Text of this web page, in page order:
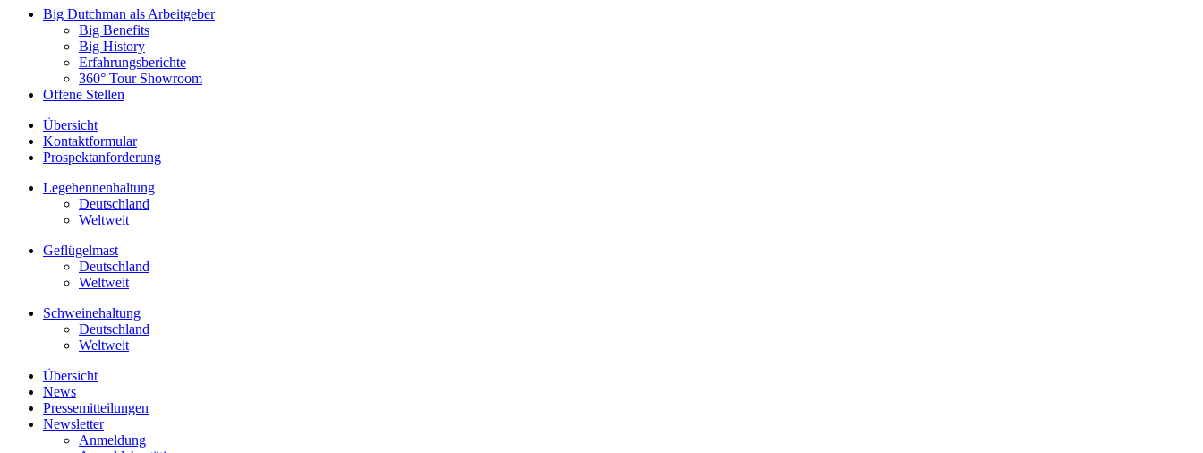
Big Dutchman als Arbeitgeber
Big Benefits
Big History
Erfahrungsberichte
360° Tour Showroom
Offene Stellen
Übersicht
Kontaktformular
Prospektanforderung
Legehennenhaltung
Deutschland
Weltweit
Geflügelmast
Deutschland
Weltweit
Schweinehaltung
Deutschland
Weltweit
Übersicht
News
Pressemitteilungen
Newsletter
Anmeldung